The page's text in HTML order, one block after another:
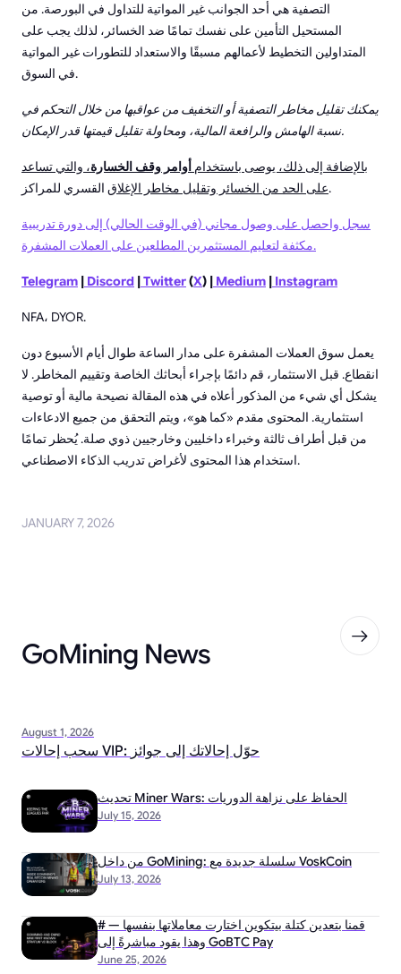
التصفية هي أحد الجوانب غير المواتية للتداول في البورصة. من
المستحيل التأمين على نفسك تمامًا ضد الخسائر، لذلك يجب على
المتداولين التخطيط لأعمالهم مسبقًا والاستعداد للتطورات غير المواتية
في السوق.
يمكنك تقليل مخاطر التصفية أو التخفيف من عواقبها من خلال التحكم في
نسبة الهامش والرافعة المالية، ومحاولة تقليل قيمتها قدر الإمكان.
بالإضافة إلى ذلك، يوصى باستخدام أوامر وقف الخسارة، والتي تساعد
على الحد من الخسائر وتقليل مخاطر الإغلاقالقسري للمراكز.
سجل واحصل على وصول مجاني (في الوقت الحالي) إلى دورة تدريبية
مكثفة لتعليم المستثمرين المطلعين على العملات المشفرة.
Telegram | Discord |Twitter(X) | Medium | Instagram
NFA، DYOR.
يعمل سوق العملات المشفرة على مدار الساعة طوال أيام الأسبوع دون
انقطاع. قبل الاستثمار، قم دائمًا بإجراء أبحاثك الخاصة وتقييم المخاطر. لا
يشكل أي شيء من المذكور أعلاه في هذه المقالة نصيحة مالية أو توصية
استثمارية. المحتوى مقدم «كما هو»، ويتم التحقق من جميع الادعاءات
من قبل أطراف ثالثة وخبراء داخليين وخارجيين ذوي صلة. يُحظر تمامًا
استخدام هذا المحتوى لأغراض تدريب الذكاء الاصطناعي.
JANUARY 7, 2026
GoMining News
August 1, 2026
سحب إحالات VIP: حوّل إحالاتك إلى جوائز
July 15, 2026
تحديث Miner Wars: الحفاظ على نزاهة الدوريات
July 13, 2026
من داخل GoMining: سلسلة جديدة مع VoskCoin
June 25, 2026
# قمنا بتعدين كتلة بيتكوين اختارت معاملاتها بنفسها —
وهذا يقود مباشرةً إلى GoBTC Pay